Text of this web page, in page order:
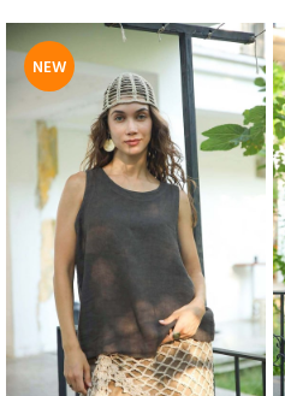
NEW
ITEM